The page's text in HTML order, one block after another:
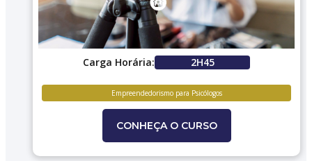
Carga Horária: 2H45
Empreendedorismo para Psicólogos
CONHEÇA O CURSO